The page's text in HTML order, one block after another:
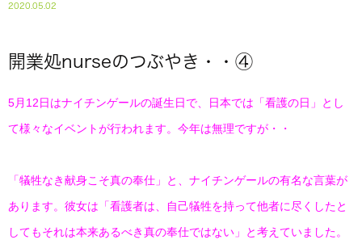
2020.05.02
開業処nurseのつぶやき・・④
5月12日はナイチンゲールの誕生日で、日本では「看護の日」とし
て様々なイベントが行われます。今年は無理ですが・・
「犠牲なき献身こそ真の奉仕」と、ナイチンゲールの有名な言葉が
あります。彼女は「看護者は、自己犠牲を持って他者に尽くしたと
してもそれは本来あるべき真の奉仕ではない」と考えていました。